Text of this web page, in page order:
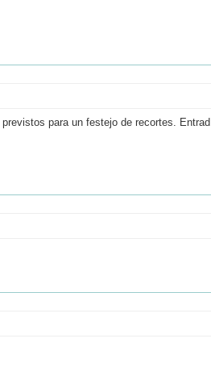
para un festejo de recortes.